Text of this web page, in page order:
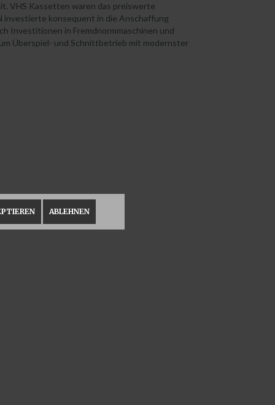
VHS Kassetten waren das preiswerte
investierte konsequent in die Anschaffung
Investitionen in Fremdnormmaschinen und
Überspiel- und Schnittbetrieb mit modernster
ABLEHNEN